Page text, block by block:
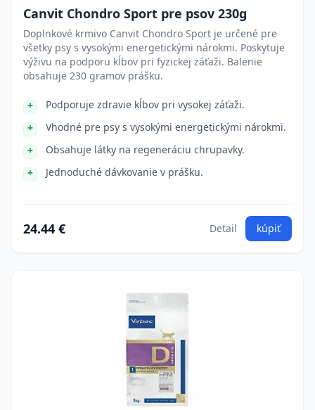
Canvit Chondro Sport pre psov 230g
Doplnkové krmivo Canvit Chondro Sport je určené pre
všetky psy s vysokými energetickými nárokmi. Poskytuje
výživu na podporu kĺbov pri fyzickej záťaži. Balenie
obsahuje 230 gramov prášku.
Podporuje zdravie kĺbov pri vysokej záťaži.
Vhodné pre psy s vysokými energetickými nárokmi.
Obsahuje látky na regeneráciu chrupavky.
Jednoduché dávkovanie v prášku.
24.44 € Detail kúpiť